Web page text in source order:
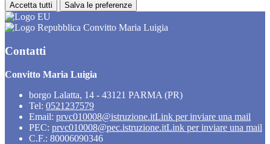
Accetta tutti Salva le preferenze
Convitto Maria Luigia
Contatti
Convitto Maria Luigia
borgo Lalatta, 14 - 43121 PARMA (PR)
Tel: 0521237579
Email: prvc010008@istruzione.itLink per inviare una mail
PEC: prvc010008@pec.istruzione.itLink per inviare una mail
C.F.: 80006090346